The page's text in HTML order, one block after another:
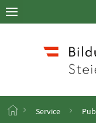
Zum
Inhalt
Navigation
Navigation
aufklappen
S
Service